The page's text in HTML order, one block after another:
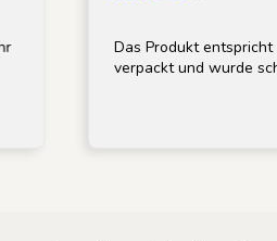
Das Produkt entspricht
verpackt und wurde